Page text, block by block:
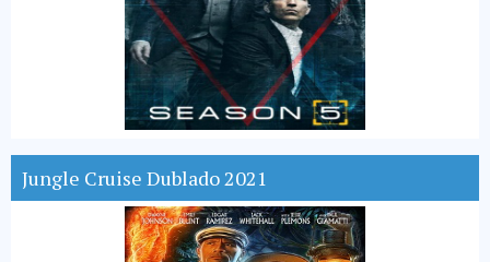
Jungle Cruise Dublado 2021